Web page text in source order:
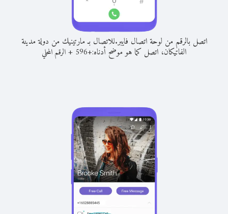
اتصل بالرقم من لوحة اتصال فايبر.للاتصال بـ مارتينيك من دولة مدينة
الفاتيكان، اتصل كما هو موضح أدناه:+
596
+الرقم المحلي